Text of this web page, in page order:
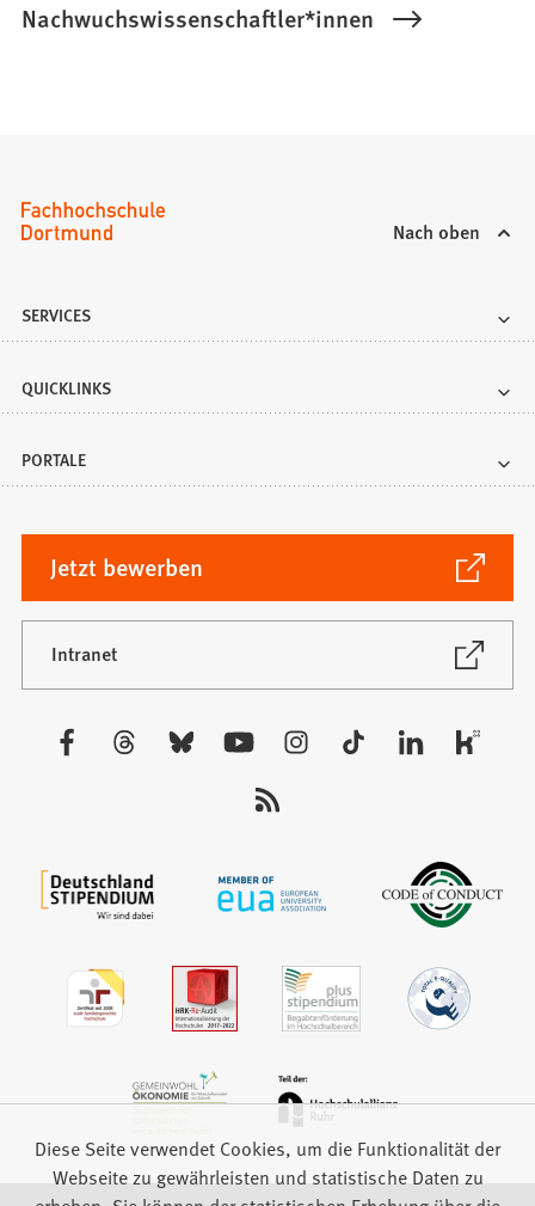
Nachwuchswissenschaftler*innen
Nach oben
SERVICES
QUICKLINKS
PORTALE
Jetzt bewerben
(Öffnet
in
einem
neuen
Tab)
Intranet
(Öffnet
neuen
Besuchen
Diese Seite verwendet Cookies, um die Funktionalität der
Webseite zu gewährleisten und statistische Daten zu